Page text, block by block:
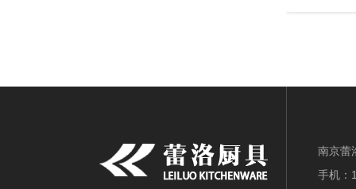
南京蕾
手机